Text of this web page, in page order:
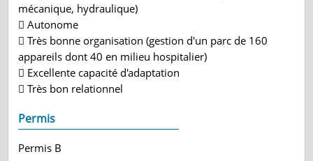
mécanique, hydraulique)
 Autonome
 Très bonne organisation (gestion d'un parc de 160
appareils dont 40 en milieu hospitalier)
 Excellente capacité d'adaptation
 Très bon relationnel
Permis
Permis B